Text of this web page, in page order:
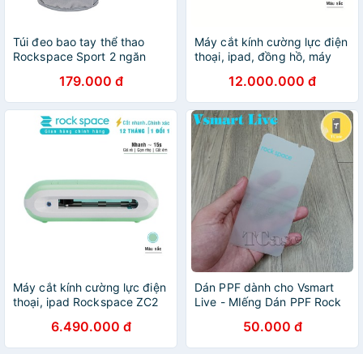
Túi đeo bao tay thể thao
Rockspace Sport 2 ngăn
179.000 đ
Máy cắt kính cường lực điện
thoại, ipad, đồng hồ, máy
12.000.000 đ
Máy cắt kính cường lực điện
thoại, ipad Rockspace ZC2
Hàng chính hãng bảo hành
12 tháng
6.490.000 đ
Dán PPF dành cho Vsmart
Live - MIếng Dán PPF Rock
50.000 đ